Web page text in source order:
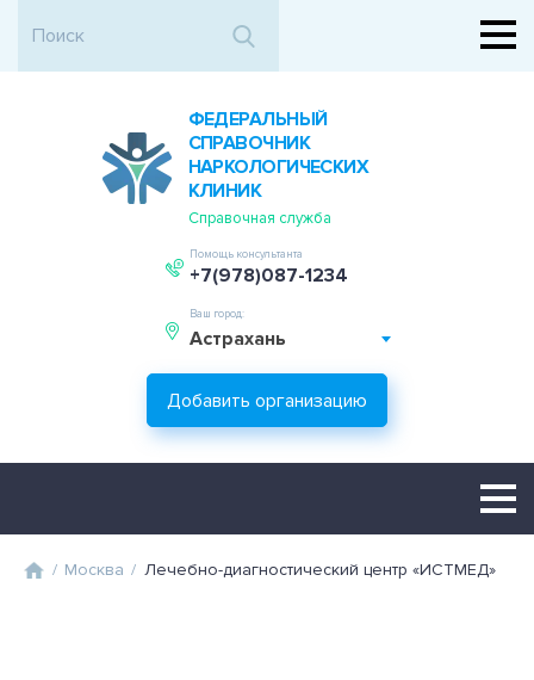
ФЕДЕРАЛЬНЫЙ
СПРАВОЧНИК
НАРКОЛОГИЧЕСКИХ
КЛИНИК
Справочная служба
Помощь консультанта
+7(978)087-1234
Ваш город:
Астрахань
Добавить организацию
/ Москва / Лечебно-диагностический центр «ИСТМЕД»